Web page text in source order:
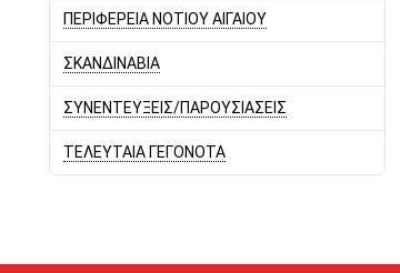
ΠΕΡΙΦΕΡΕΙΑ ΝΟΤΙΟΥ ΑΙΓΑΙΟΥ
ΣΚΑΝΔΙΝΑΒΙΑ
ΣΥΝΕΝΤΕΥΞΕΙΣ/ΠΑΡΟΥΣΙΑΣΕΙΣ
ΤΕΛΕΥΤΑΙΑ ΓΕΓΟΝΟΤΑ